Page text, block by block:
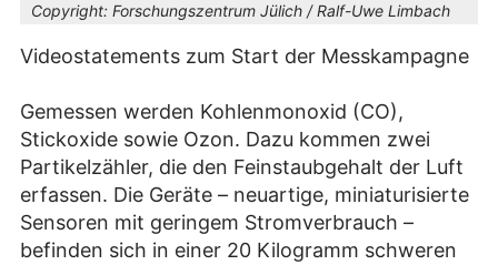
Copyright: Forschungszentrum Jülich / Ralf-Uwe Limbach
Videostatements zum Start der Messkampagne
Gemessen werden Kohlenmonoxid (CO),
Stickoxide sowie Ozon. Dazu kommen zwei
Partikelzähler, die den Feinstaubgehalt der Luft
erfassen. Die Geräte – neuartige, miniaturisierte
Sensoren mit geringem Stromverbrauch –
befinden sich in einer 20 Kilogramm schweren